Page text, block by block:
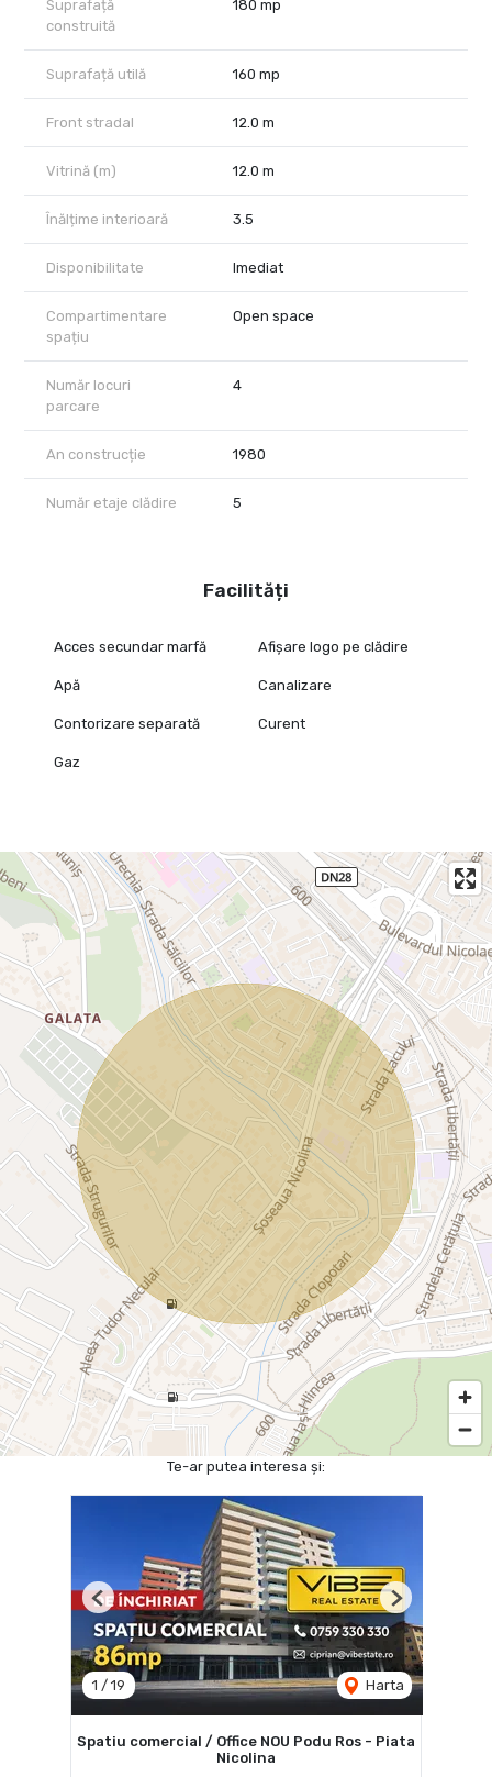
Suprafață
construită
180 mp
Suprafață utilă 160 mp
Front stradal 12.0 m
Vitrină (m) 12.0 m
Înălțime interioară 3.5
Disponibilitate Imediat
Compartimentare
spațiu
Open space
Număr locuri
parcare
4
An construcție 1980
Număr etaje clădire 5
Facilități
Acces secundar marfă Afișare logo pe clădire
Apă Canalizare
Contorizare separată Curent
Gaz
Te-ar putea interesa și:
1 / 19 Harta
Previous Next
Spatiu comercial / Office NOU Podu Ros - Piata
Nicolina